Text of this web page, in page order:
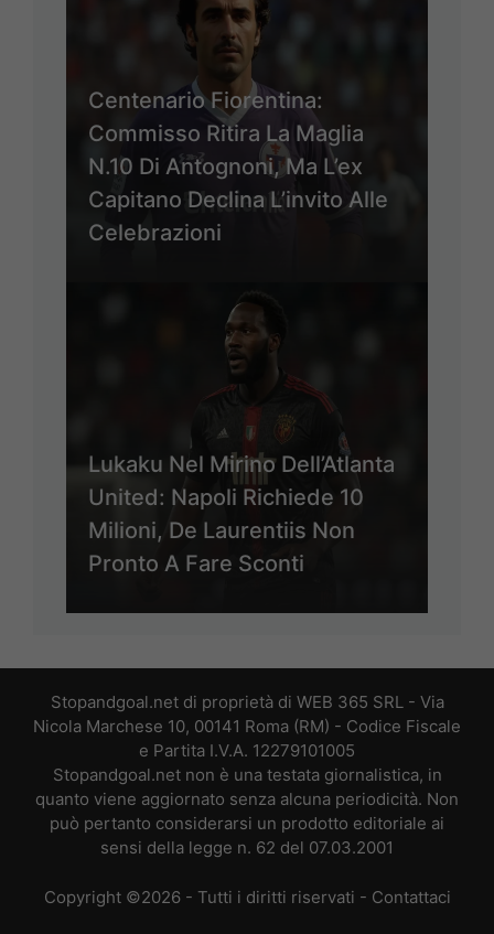
Centenario Fiorentina:
Commisso Ritira La Maglia
N.10 Di Antognoni, Ma L’ex
Capitano Declina L’invito Alle
Celebrazioni
Lukaku Nel Mirino Dell’Atlanta
United: Napoli Richiede 10
Milioni, De Laurentiis Non
Pronto A Fare Sconti
Stopandgoal.net di proprietà di WEB 365 SRL - Via
Nicola Marchese 10, 00141 Roma (RM) - Codice Fiscale
e Partita I.V.A. 12279101005
Stopandgoal.net non è una testata giornalistica, in
quanto viene aggiornato senza alcuna periodicità. Non
può pertanto considerarsi un prodotto editoriale ai
sensi della legge n. 62 del 07.03.2001
Copyright ©2026 - Tutti i diritti riservati - Contattaci